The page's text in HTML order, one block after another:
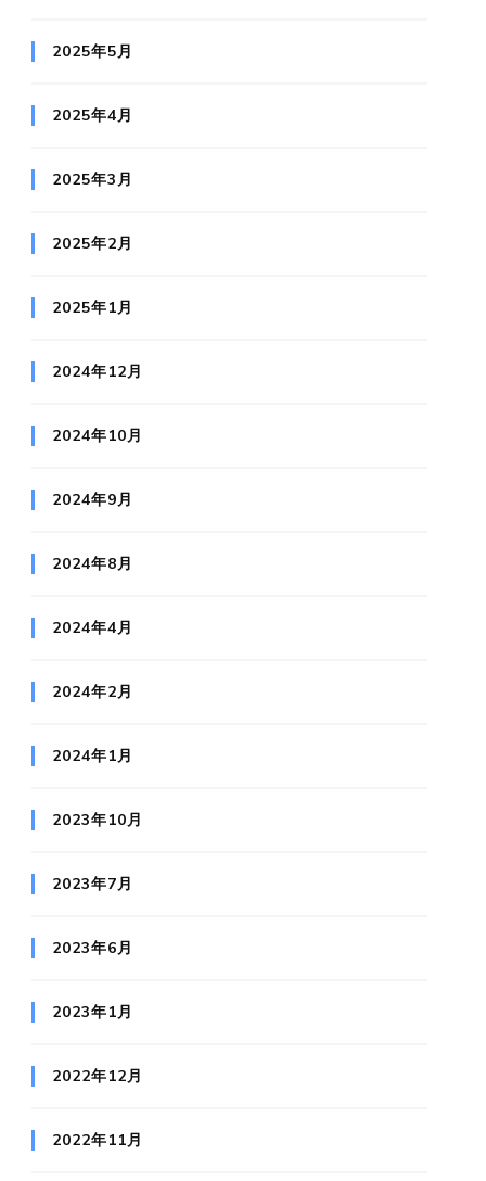
2025年5月
2025年4月
2025年3月
2025年2月
2025年1月
2024年12月
2024年10月
2024年9月
2024年8月
2024年4月
2024年2月
2024年1月
2023年10月
2023年7月
2023年6月
2023年1月
2022年12月
2022年11月